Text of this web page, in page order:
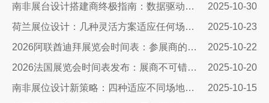
南非展台设计搭建商终极指南：数据驱动策略引爆展会ROI​​
2025-10-30
荷兰展位设计：几种灵活方案适应任何场地需求
2025-10-23
2026阿联酋迪拜展览会时间表：参展商的终极战略指南
2025-10-22
2026法国展览会时间表发布：展商不可错过的市场机遇与搭建指南
2025-10-20
南非展位设计新策略：四种适应不同场地需求的搭建方案与实战指南
2025-10-15